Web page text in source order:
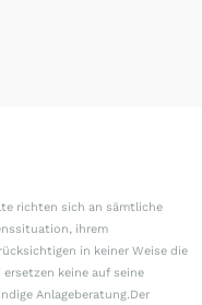
richten sich an sämtliche
ihrem
in keiner Weise die
keine auf seine
Anlageberatung.Der